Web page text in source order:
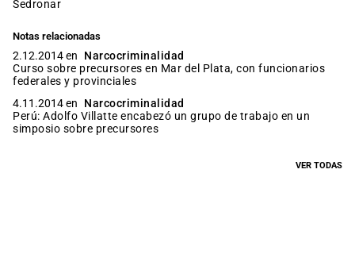
sedronar
Notas relacionadas
2.12.2014 en
Narcocriminalidad
Curso sobre precursores en Mar del Plata, con funcionarios
federales y provinciales
4.11.2014 en
Narcocriminalidad
Perú: Adolfo Villatte encabezó un grupo de trabajo en un
simposio sobre precursores
VER TODAS